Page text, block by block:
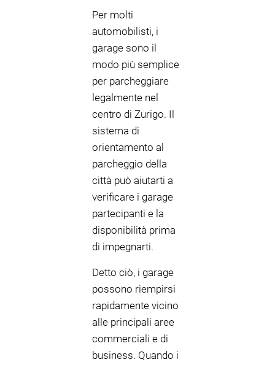
Per molti
automobilisti, i
garage sono il
modo più semplice
per parcheggiare
legalmente nel
centro di Zurigo. Il
sistema di
orientamento al
parcheggio della
città può aiutarti a
verificare i garage
partecipanti e la
disponibilità prima
di impegnarti.
Detto ciò, i garage
possono riempirsi
rapidamente vicino
alle principali aree
commerciali e di
business. Quando i